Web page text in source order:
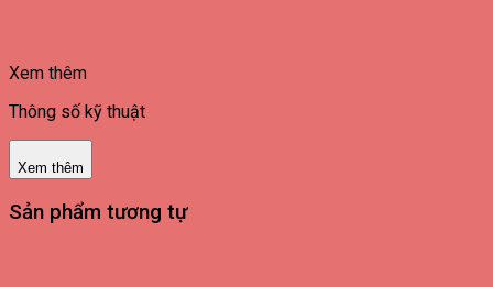
Xem thêm
Thông số kỹ thuật
Xem thêm
Sản phẩm tương tự